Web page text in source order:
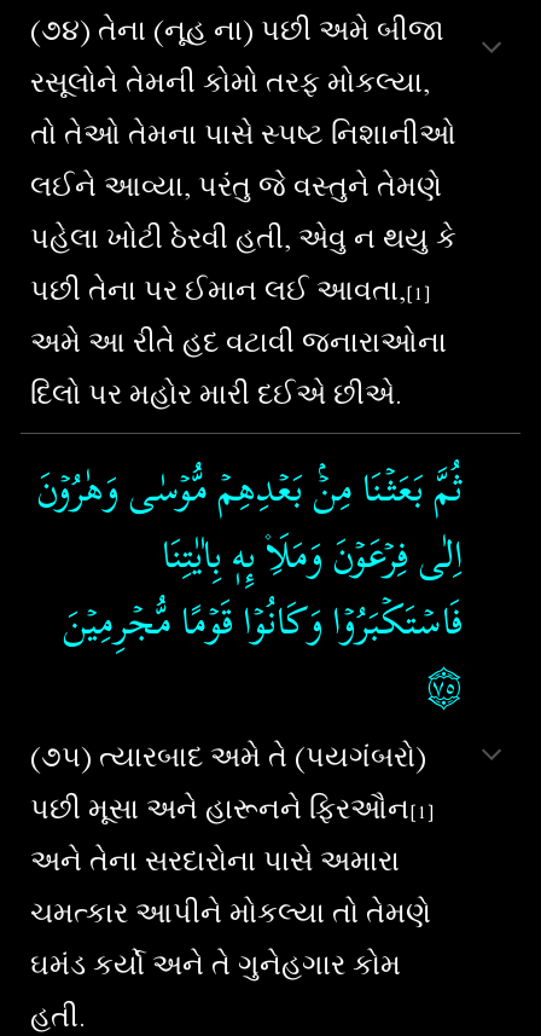
(૭૪) તેના (નૂહ ના) પછી અમે બીજા
રસૂલોને તેમની કોમો તરફ મોકલ્યા,
તો તેઓ તેમના પાસે સ્પષ્ટ નિશાનીઓ
લઈને આવ્યા, પરંતુ જે વસ્તુને તેમણે
પહેલા ખોટી ઠેરવી હતી, એવુ ન થયુ કે
પછી તેના પર ઈમાન લઈ આવતા,[1]
અમે આ રીતે હદ વટાવી જનારાઓના
દિલો પર મહોર મારી દઈએ છીએ.
ثُمَّ بَعَثۡنَا مِنۡۢ بَعۡدِهِمۡ مُّوۡسٰى وَهٰرُوۡنَ
اِلٰى فِرۡعَوۡنَ وَمَلَاِ۫ ٮِٕهٖ بِاٰيٰتِنَا
فَاسۡتَكۡبَرُوۡا وَكَانُوۡا قَوۡمًا مُّجۡرِمِيۡنَ‏
۝٧٥
(૭૫) ત્યારબાદ અમે તે (પયગંબરો)
પછી મૂસા અને હારૂનને ફિરઔન[1]
અને તેના સરદારોના પાસે અમારા
ચમત્કાર આપીને મોકલ્યા તો તેમણે
ઘમંડ કર્યો અને તે ગુનેહગાર કોમ
હતી.